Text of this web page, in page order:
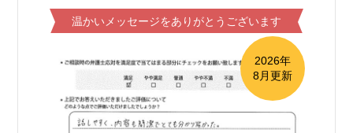
温かいメッセージをありがとうございます
2026年
8月更新